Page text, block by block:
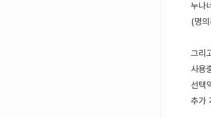
누나
(명
그리
사용
선택
추가